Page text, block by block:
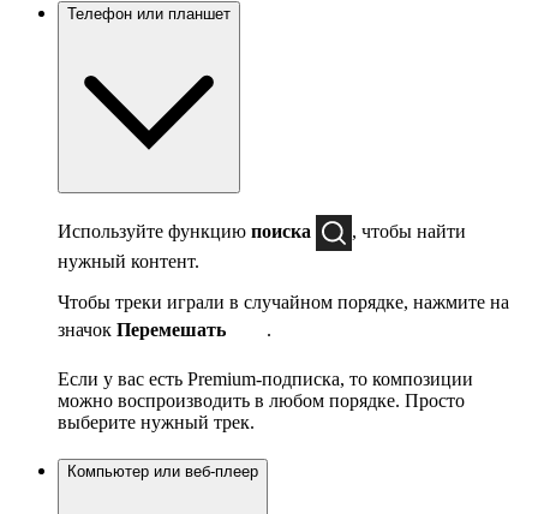
Телефон или планшет
Используйте функцию поиска
, чтобы найти
нужный контент.
Чтобы треки играли в случайном порядке, нажмите на
значок Перемешать .
Если у вас есть Premium-подписка, то композиции
можно воспроизводить в любом порядке. Просто
выберите нужный трек.
Компьютер или веб-плеер